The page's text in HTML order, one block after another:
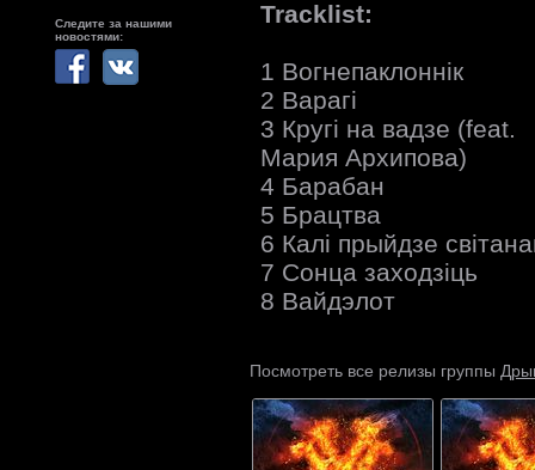
Следите за нашими
новостями:
Tracklist:
1 Вогнепаклоннік
2 Варагі
3 Кругі на вадзе (feat.
Мария Архипова)
4 Барабан
5 Брацтва
6 Калі прыйдзе
7 Сонца заходзіць
8 Вайдэлот
Посмотреть все релизы группы